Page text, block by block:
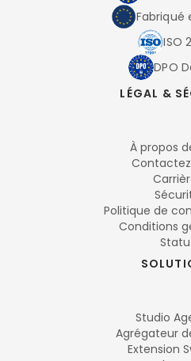
Fabriqué
ISO
DPO
LÉGAL &
À propos
Politique de
Conditions
Studio
Agrégateur
Extension